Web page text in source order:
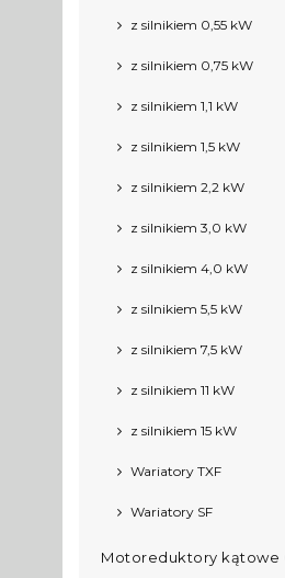
z silnikiem 0,55 kW
z silnikiem 0,75 kW
z silnikiem 1,1 kW
z silnikiem 1,5 kW
z silnikiem 2,2 kW
z silnikiem 3,0 kW
z silnikiem 4,0 kW
z silnikiem 5,5 kW
z silnikiem 7,5 kW
z silnikiem 11 kW
z silnikiem 15 kW
Wariatory TXF
Wariatory SF
Motoreduktory kątowe